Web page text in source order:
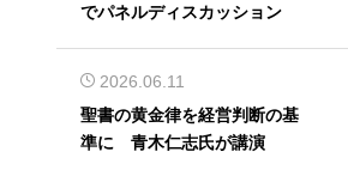
でパネルディスカッション
2026.06.11
聖書の黄金律を経営判断の基
準に 青木仁志氏が講演